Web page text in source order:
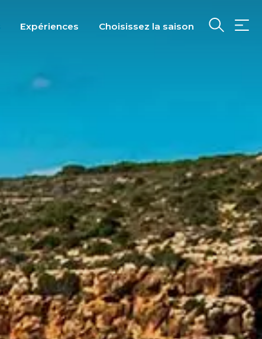
Expériences Choisissez la saison